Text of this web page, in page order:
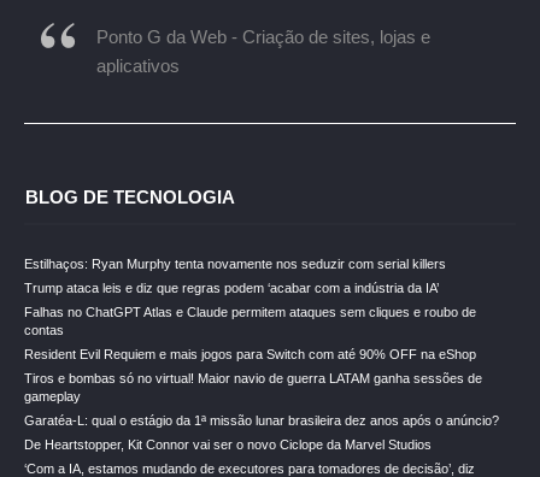
Ponto G da Web - Criação de sites, lojas e
aplicativos
BLOG DE TECNOLOGIA
Estilhaços: Ryan Murphy tenta novamente nos seduzir com serial killers
Trump ataca leis e diz que regras podem ‘acabar com a indústria da IA’
Falhas no ChatGPT Atlas e Claude permitem ataques sem cliques e roubo de
contas
Resident Evil Requiem e mais jogos para Switch com até 90% OFF na eShop
Tiros e bombas só no virtual! Maior navio de guerra LATAM ganha sessões de
gameplay
Garatéa-L: qual o estágio da 1ª missão lunar brasileira dez anos após o anúncio?
De Heartstopper, Kit Connor vai ser o novo Ciclope da Marvel Studios
‘Com a IA, estamos mudando de executores para tomadores de decisão’, diz